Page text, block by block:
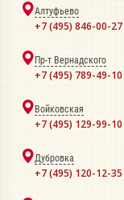
Алтуфьево
+7 (495) 846-00-27
Пр-т Вернадского
+7 (495) 789-49-10
Войковская
+7 (495) 129-99-10
Дубровка
+7 (495) 120-12-35